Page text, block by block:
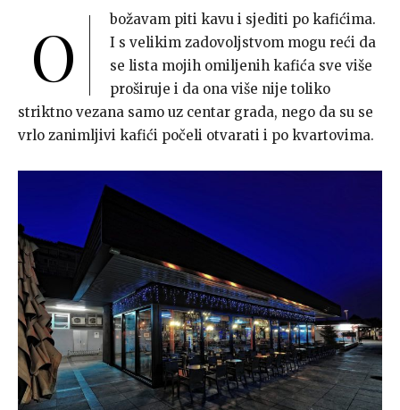
O
božavam piti kavu i sjediti po kafićima.
I s velikim zadovoljstvom mogu reći da
se lista mojih omiljenih kafića sve više
proširuje i da ona više nije toliko
striktno vezana samo uz centar grada, nego da su se
vrlo zanimljivi kafići počeli otvarati i po kvartovima.